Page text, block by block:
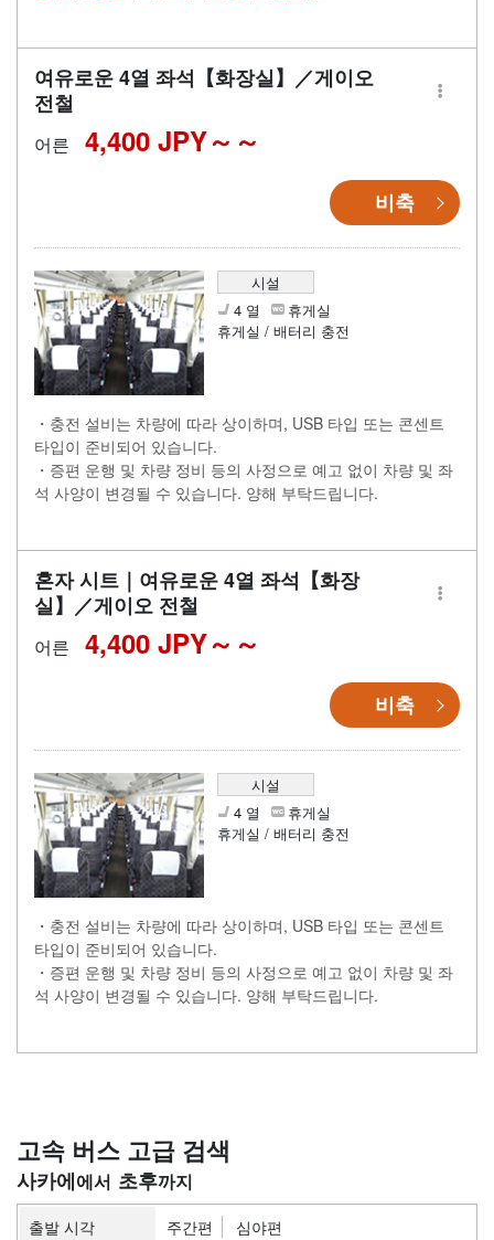
여유로운 4열 좌석【화장실】／게이오
전철
어른 4,400 JPY～
비축
시설
4 열
휴게실
휴게실 / 배터리 충전
・충전 설비는 차량에 따라 상이하며, USB 타입 또는 콘센트
타입이 준비되어 있습니다.
・증편 운행 및 차량 정비 등의 사정으로 예고 없이 차량 및 좌
석 사양이 변경될 수 있습니다. 양해 부탁드립니다.
혼자 시트｜여유로운 4열 좌석【화장
실】／게이오 전철
어른 4,400 JPY～
비축
시설
4 열
휴게실
휴게실 / 배터리 충전
・충전 설비는 차량에 따라 상이하며, USB 타입 또는 콘센트
타입이 준비되어 있습니다.
・증편 운행 및 차량 정비 등의 사정으로 예고 없이 차량 및 좌
석 사양이 변경될 수 있습니다. 양해 부탁드립니다.
고속 버스 고급 검색
사카에 초후
출발 시각 주간편
심야편